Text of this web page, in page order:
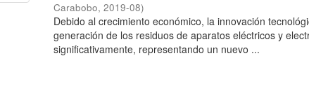
Carabobo,2019-08)
Debido al crecimiento económico, la innovación
generación de los residuos de aparatos eléctricos y
significativamente, representando un nuevo ...